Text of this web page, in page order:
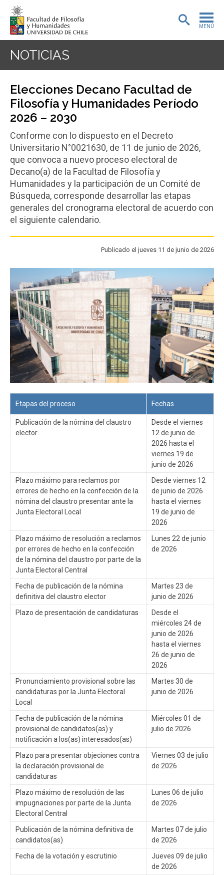
MENÚ
PREGRADO
INVESTIGACIÓN
EXTENSIÓN
BIBLIOTECA
DEPARTAMENTOS
Académicos
Funcionarios
Egresados
NOTICIAS
Elecciones Decano Facultad de
Filosofía y Humanidades Período
2026 – 2030
Conforme con lo dispuesto en el Decreto
Universitario N°0021630, de 11 de junio de 2026,
que convoca a nuevo proceso electoral de
Decano(a) de la Facultad de Filosofía y
Humanidades y la participación de un Comité de
Búsqueda, corresponde desarrollar las etapas
generales del cronograma electoral de acuerdo con
el siguiente calendario.
Publicado el jueves 11 de junio de 2026
Etapas del proceso Fechas
Publicación de la nómina del claustro
elector
Desde el viernes
12 de junio de
2026 hasta el
viernes 19 de
junio de 2026
Plazo máximo para reclamos por
errores de hecho en la confección de la
nómina del claustro presentar ante la
Junta Electoral Local
Desde viernes 12
de junio de 2026
hasta el viernes
19 de junio de
2026
Plazo máximo de resolución a reclamos
por errores de hecho en la confección
de la nómina del claustro por parte de la
Junta Electoral Central
Lunes 22 de junio
de 2026
Fecha de publicación de la nómina
definitiva del claustro elector
Martes 23 de
junio de 2026
Plazo de presentación de candidaturas
Desde el
miércoles 24 de
junio de 2026
hasta el viernes
26 de junio de
2026
Pronunciamiento provisional sobre las
candidaturas por la Junta Electoral
Local
Martes 30 de
junio de 2026
Fecha de publicación de la nómina
provisional de candidatos(as) y
notificación a los(as) interesados(as)
Miércoles 01 de
julio de 2026
Plazo para presentar objeciones contra
la declaración provisional de
candidaturas
Viernes 03 de julio
de 2026
Plazo máximo de resolución de las
impugnaciones por parte de la Junta
Electoral Central
Lunes 06 de julio
de 2026
Publicación de la nómina definitiva de
candidatos(as)
Martes 07 de julio
de 2026
Fecha de la votación y escrutinio
Jueves 09 de julio
de 2026